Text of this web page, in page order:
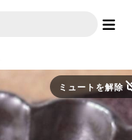
ミュートを解除